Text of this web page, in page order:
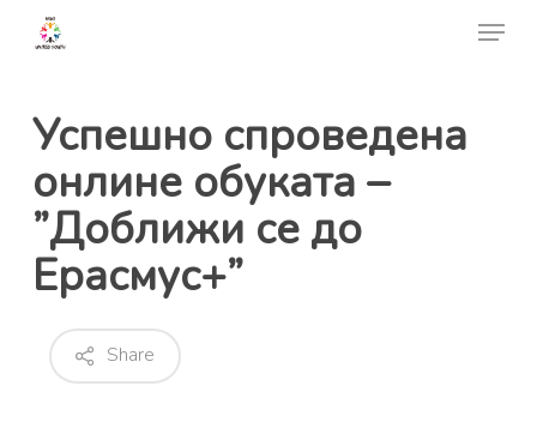
content
Menu
Успешно спроведена
онлине обуката –
”Доближи се до
Ерасмус+”
Share